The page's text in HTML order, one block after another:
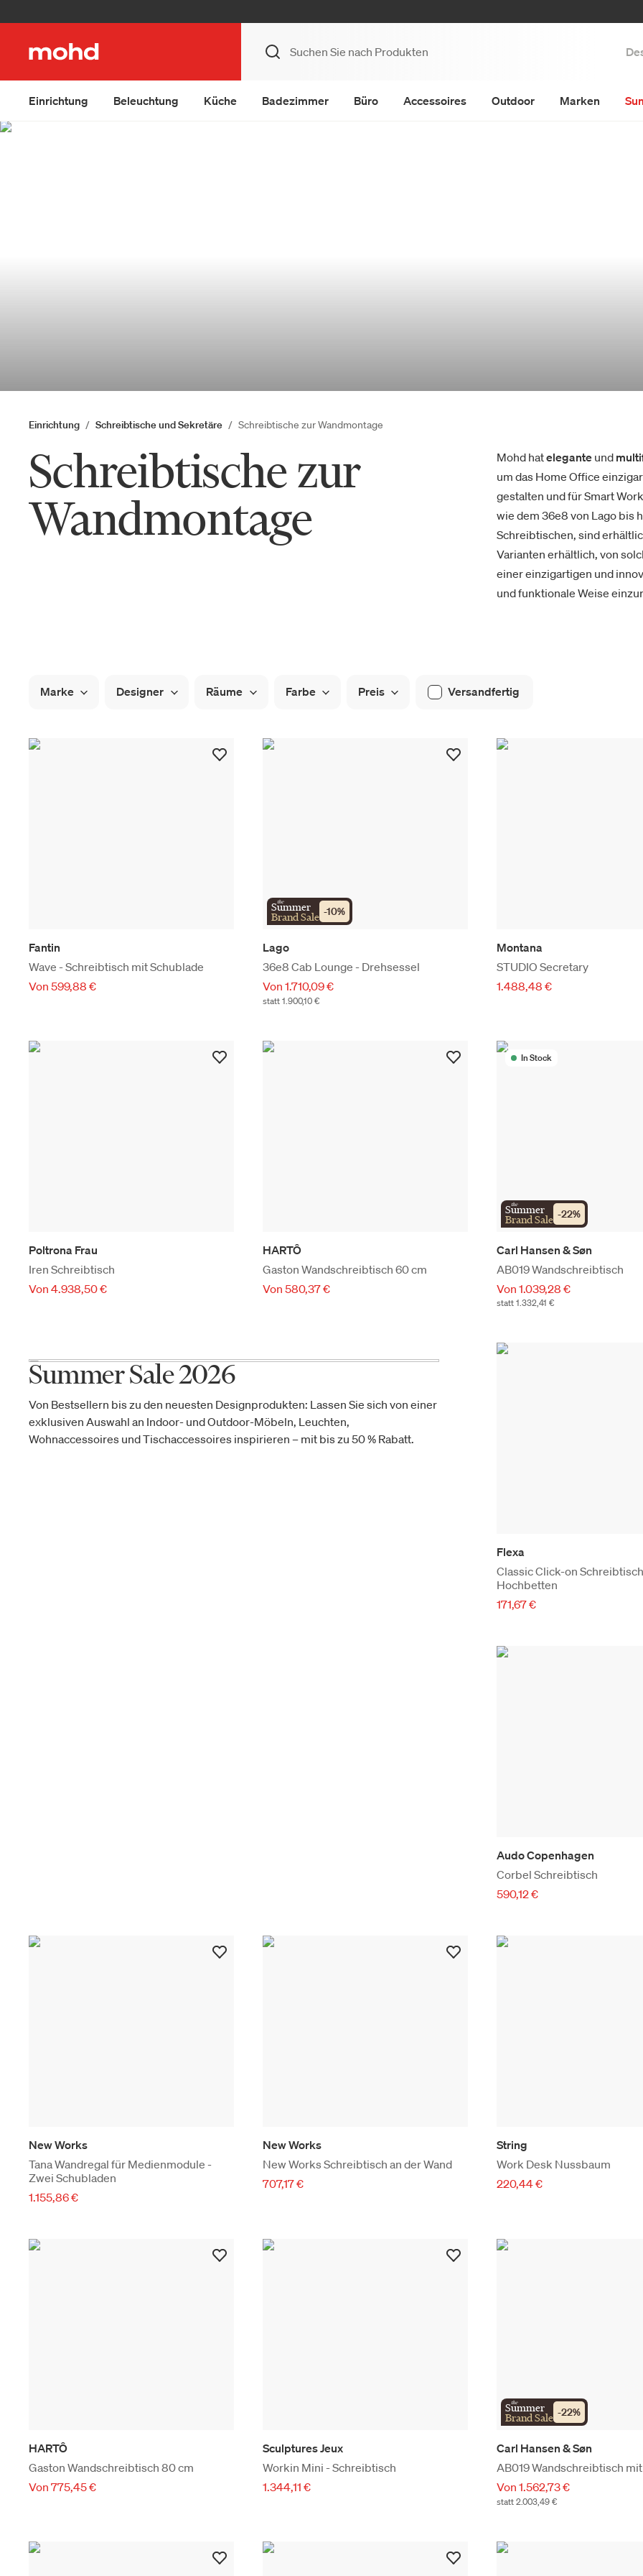
Einrichtung Beleuchtung Küche Badezimmer Büro Accessoires Outdoor Marken
Einrichtung Schreibtische und Sekretäre Schreibtische zur Wandmontage
Schreibtische zur
Wandmontage
Mohd hatelegante und
um das Home Office
gestalten und für Smart
wie dem 36e8 von Lago bis
Schreibtischen, sind
Varianten erhältlich, von
einer einzigartigen und
und funktionale Weise
Marke Designer Räume Farbe Preis Versandfertig
Fantin
Wave - Schreibtisch mit Schublade
Von 599,88 €
the
Summer
Brand Sale -10%
Lago
36e8 Cab Lounge - Drehsessel
Von 1.710,09 €
statt 1.900,10 €
Montana
STUDIO Secretary
1.488,48 €
Poltrona Frau
Iren Schreibtisch
Von 4.938,50 €
HARTÔ
Gaston Wandschreibtisch 60 cm
Von 580,37 €
In Stock
the
Summer
Brand Sale -22%
Carl Hansen & Søn
AB019 Wandschreibtisch
Von 1.039,28 €
statt 1.332,41 €
Summer Sale 2026
Von Bestsellern bis zu den neuesten Designprodukten: Lassen Sie sich von einer
exklusiven Auswahl an Indoor- und Outdoor-Möbeln, Leuchten,
Wohnaccessoires und Tischaccessoires inspirieren – mit bis zu 50 % Rabatt.
Flexa
Classic Click-on
Hochbetten
171,67 €
Audo Copenhagen
Corbel Schreibtisch
590,12 €
New Works
Tana Wandregal für Medienmodule -
Zwei Schubladen
1.155,86 €
New Works
New Works Schreibtisch an der Wand
707,17 €
String
Work Desk Nussbaum
220,44 €
HARTÔ
Gaston Wandschreibtisch 80 cm
Von 775,45 €
Sculptures Jeux
Workin Mini - Schreibtisch
1.344,11 €
the
Summer
Brand Sale -22%
Carl Hansen & Søn
AB019 Wandschreibtisch
Von 1.562,73 €
statt 2.003,49 €